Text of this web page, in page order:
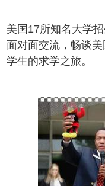
美国17所知名大学
面对面交流，畅谈
学生的求学之旅。